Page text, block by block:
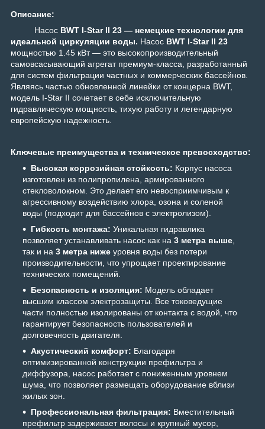
Описание:
Насос BWT I-Star II 23 — немецкие технологии для
идеальной циркуляции воды. Насос BWT I-Star II 23
мощностью 1.45 кВт — это высокопроизводительный
самовсасывающий агрегат премиум-класса, разработанный
для систем фильтрации частных и коммерческих бассейнов.
Являясь частью обновленной линейки от концерна BWT,
модель I-Star II сочетает в себе исключительную
гидравлическую мощность, тихую работу и легендарную
европейскую надежность.
Ключевые преимущества и техническое превосходство:
Высокая коррозийная стойкость: Корпус насоса
изготовлен из полипропилена, армированного
стекловолокном. Это делает его невосприимчивым к
агрессивному воздействию хлора, озона и соленой
воды (подходит для бассейнов с электролизом).
Гибкость монтажа: Уникальная гидравлика
позволяет устанавливать насос как на 3 метра выше,
так и на 3 метра ниже уровня воды без потери
производительности, что упрощает проектирование
технических помещений.
Безопасность и изоляция: Модель обладает
высшим классом электрозащиты. Все токоведущие
части полностью изолированы от контакта с водой, что
гарантирует безопасность пользователей и
долговечность двигателя.
Акустический комфорт: Благодаря
оптимизированной конструкции префильтра и
диффузора, насос работает с пониженным уровнем
шума, что позволяет размещать оборудование вблизи
жилых зон.
Профессиональная фильтрация: Вместительный
префильтр задерживает волосы и крупный мусор,